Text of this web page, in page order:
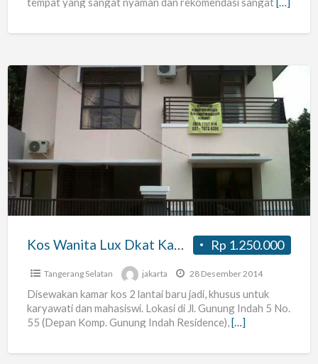
Kos
Wanita
Lux
Dkat
Kampus
Umj
Dan
Cirendeu
Ciputat
Rp 1.250.000
Tangerang Selatan jakarta 28 Desember 2014
Disewakan kamar kos 2 lantai baru jadi, khusus untuk
karyawati dan mahasiswi. Lokasi di Jl. Gunung Indah 5 No.
55 (Depan Komp. Gunung Indah Residence), […]